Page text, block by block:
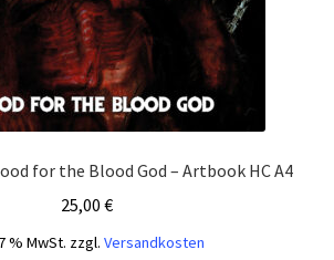
for the Blood God – Artbook HC A4
25,00 €
% MwSt. zzgl. Versandkosten